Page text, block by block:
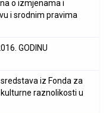
o izmjenama i
i srodnim pravima
GODINU
sredstava iz Fonda za
raznolikosti u